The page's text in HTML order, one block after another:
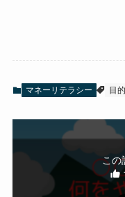
マネーリテラシー 目
この